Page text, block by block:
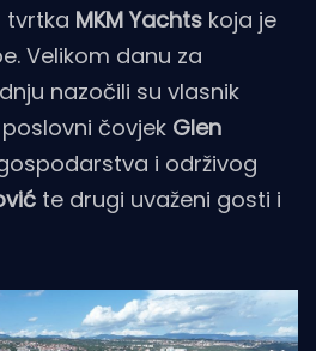
tvrtka MKM Yachts koja je
Velikom danu za
nazočili su vlasnik
čovjek Glen
i održivog
te drugi uvaženi gosti i